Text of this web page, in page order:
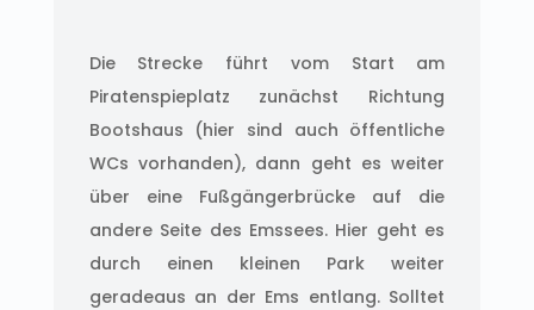
Die Strecke führt vom Start am
Piratenspieplatz zunächst Richtung
Bootshaus (hier sind auch öffentliche
WCs vorhanden), dann geht es weiter
über eine Fußgängerbrücke auf die
andere Seite des Emssees. Hier geht es
durch einen kleinen Park weiter
geradeaus an der Ems entlang. Solltet